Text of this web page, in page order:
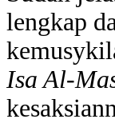
lengkap
Isa Al-